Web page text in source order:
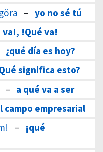
– yo no sé tú
va!, !Qué va!
¿qué día es hoy?
significa esto?
– a qué va a ser
campo empresarial
–
¡qué